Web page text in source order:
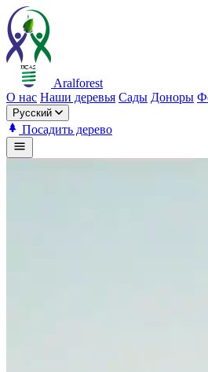
Aralforest
О нас Наши деревья Сады Доноры
Русский
Посадить дерево